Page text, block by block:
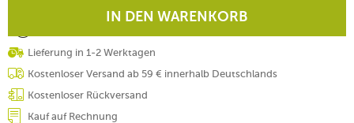
IN DEN WARENKORB
Lieferung in 1-2 Werktagen
Kostenloser Versand ab 59 € innerhalb Deutschlands
Kostenloser Rückversand
Kauf auf Rechnung